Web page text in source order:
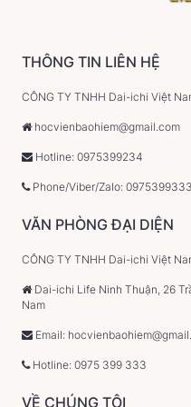
THÔNG TIN LIÊN HỆ
CÔNG TY TNHH Dai-ichi Việt
hocvienbaohiem@gmail.com
Hotline: 0975399234
Phone/Viber/Zalo: 0975399333
VĂN PHÒNG ĐẠI DIỆN
CÔNG TY TNHH Dai-ichi Việt
Dai-ichi Life Ninh Thuận, 26
Nam
Email:
Hotline: 0975 399 333
VỀ CHÚNG TÔI